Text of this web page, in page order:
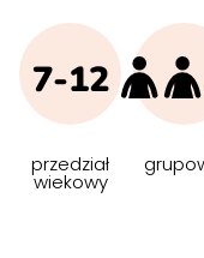
7-12
przedział
wiekowy